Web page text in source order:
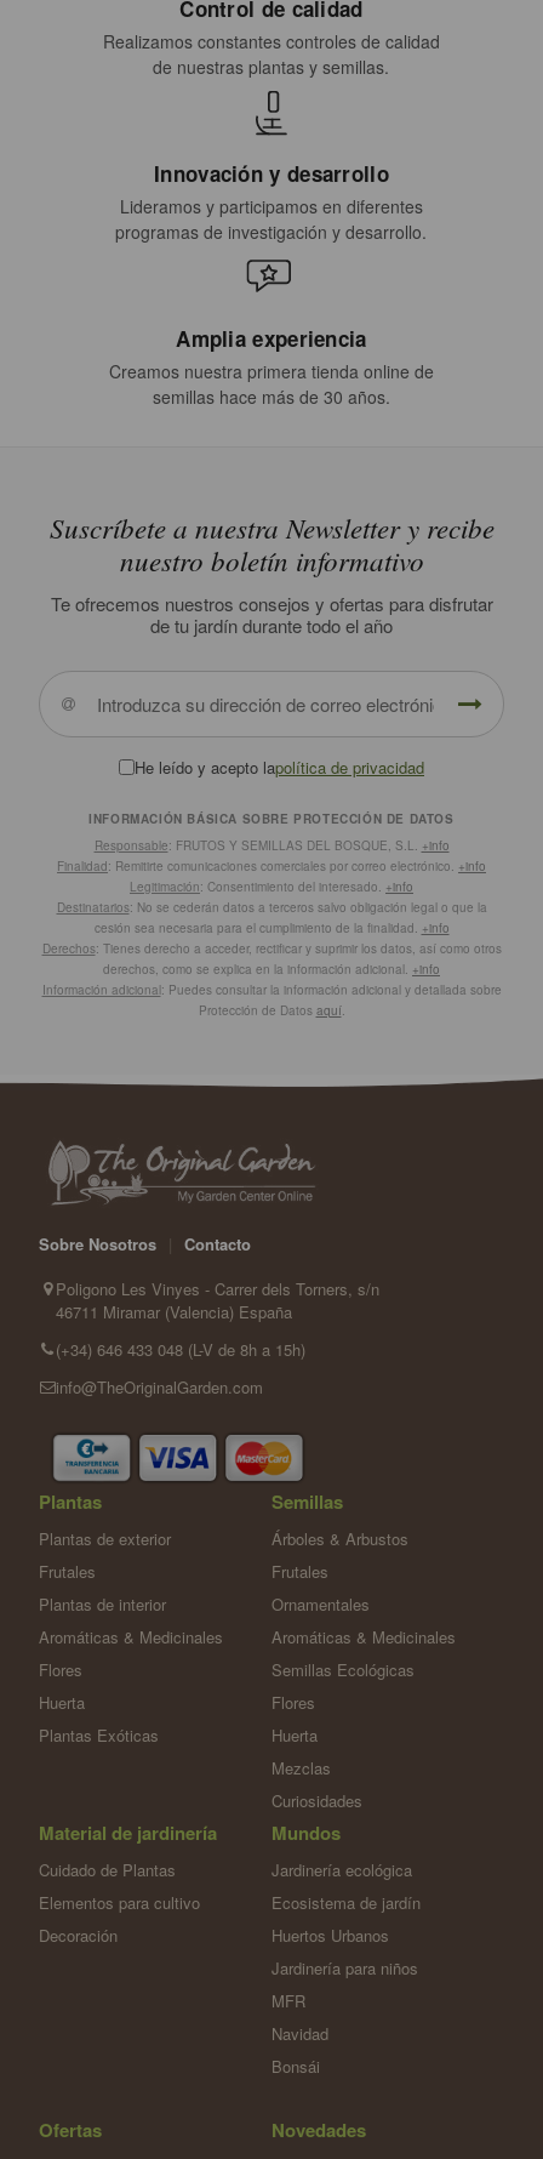
Control de calidad
Realizamos constantes controles de calidad
de nuestras plantas y semillas.
Innovación y desarrollo
Lideramos y participamos en diferentes
programas de investigación y desarrollo.
Amplia experiencia
Creamos nuestra primera tienda online de
semillas hace más de 30 años.
Suscríbete a nuestra Newsletter y recibe
nuestro boletín informativo
Te ofrecemos nuestros consejos y ofertas para disfrutar
de tu jardín durante todo el año
He leído y acepto lapolítica de privacidad
INFORMACIÓN BÁSICA SOBRE PROTECCIÓN DE DATOS
Responsable: FRUTOS Y SEMILLAS DEL BOSQUE, S.L. +info
Finalidad: Remitirte comunicaciones comerciales por correo electrónico. +info
Legitimación: Consentimiento del interesado. +info
Destinatarios: No se cederán datos a terceros salvo obligación legal o que la
cesión sea necesaria para el cumplimiento de la finalidad. +info
Derechos: Tienes derecho a acceder, rectificar y suprimir los datos, así como otros
derechos, como se explica en la información adicional. +info
Información adicional: Puedes consultar la información adicional y detallada sobre
Protección de Datos aquí.
Sobre Nosotros
Contacto
Poligono Les Vinyes - Carrer dels Torners, s/n
46711 Miramar (Valencia) España
(+34) 646 433 048 (L-V de 8h a 15h)
info@TheOriginalGarden.com
Plantas
Plantas de exterior
Frutales
Plantas de interior
Aromáticas & Medicinales
Flores
Huerta
Plantas Exóticas
Semillas
Árboles & Arbustos
Frutales
Ornamentales
Aromáticas & Medicinales
Semillas Ecológicas
Flores
Huerta
Mezclas
Curiosidades
Material de jardinería
Cuidado de Plantas
Elementos para cultivo
Decoración
Mundos
Jardinería ecológica
Ecosistema de jardín
Huertos Urbanos
Jardinería para niños
MFR
Navidad
Bonsái
Ofertas
Novedades